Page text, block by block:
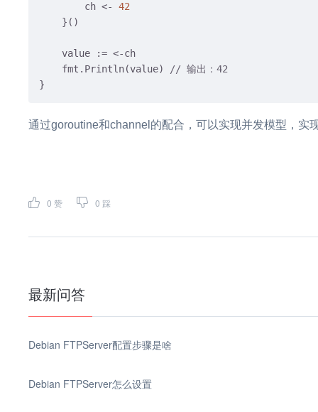
        ch <-
42
    }()
    value := <-ch
    fmt.Println(value)
// 输出：42
通过goroutine和channel的配合，可以实现并发模型，实
0 赞 0 踩
最新问答
Debian FTPServer配置步骤是啥
Debian FTPServer怎么设置